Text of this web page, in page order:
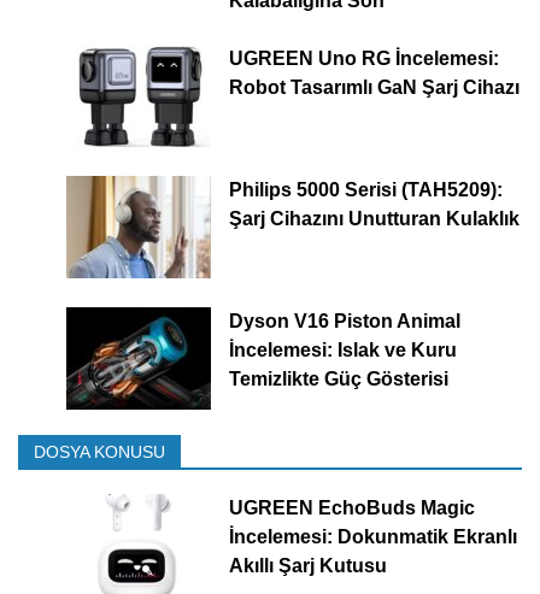
UGREEN Uno RG İncelemesi:
Robot Tasarımlı GaN Şarj Cihazı
Philips 5000 Serisi (TAH5209):
Şarj Cihazını Unutturan Kulaklık
Dyson V16 Piston Animal
İncelemesi: Islak ve Kuru
Temizlikte Güç Gösterisi
DOSYA KONUSU
UGREEN EchoBuds Magic
İncelemesi: Dokunmatik Ekranlı
Akıllı Şarj Kutusu